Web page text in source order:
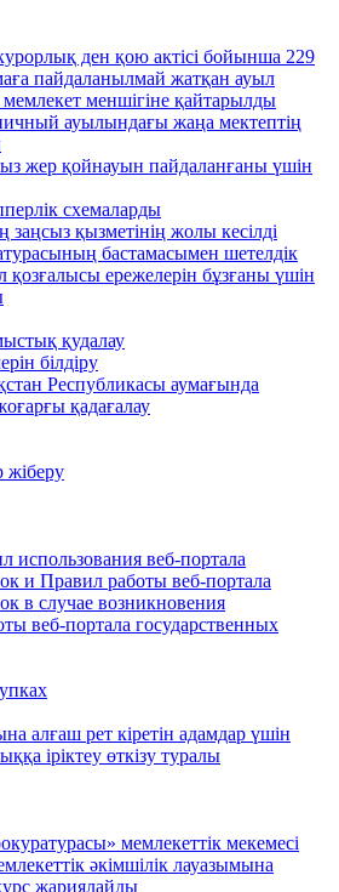
ден қою актісі бойынша 229
пайдаланылмай жатқан ауыл
меншігіне қайтарылды
ауылындағы жаңа мектептің
жер қойнауын пайдаланғаны үшін
схемаларды
қызметінің жолы кесілді
бастамасымен шетелдік
қозғалысы ережелерін бұзғаны үшін
қудалау
білдіру
Республикасы аумағында
қадағалау
жіберу
веб-портала
и Правил работы веб-портала
в случае возникновения
веб-портала государственных
алғаш рет кіретін адамдар үшін
іріктеу өткізу туралы
мемлекеттік мекемесі
әкімшілік лауазымына
жариялайды